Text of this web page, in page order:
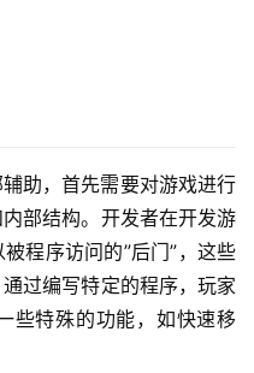
助，首先需要对游戏进行
部结构。开发者在开发游
程序访问的”后门”，这些
过编写特定的程序，玩家
些特殊的功能，如快速移